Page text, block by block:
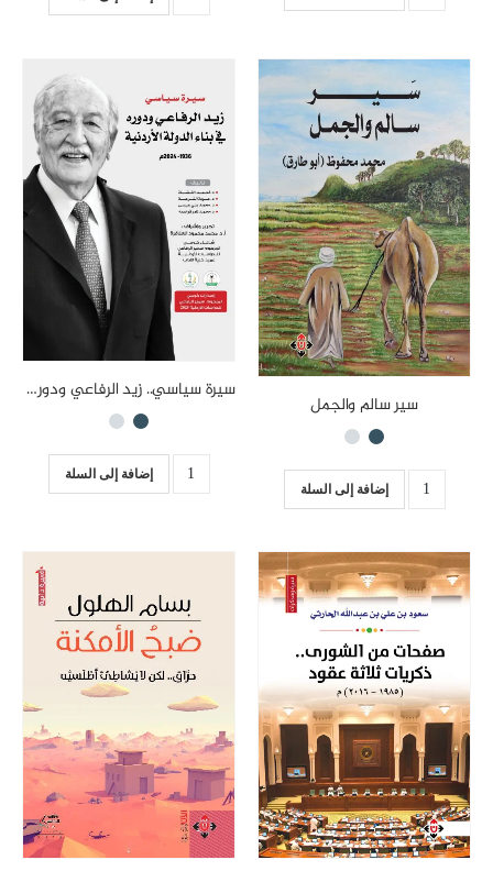
سير سالم والجمل
إضافة إلى السلة
سيرة سياسي.. زيد الرفاعي ودوره في بناء الدولة الأردنية 1936-2024م
إضافة إلى السلة